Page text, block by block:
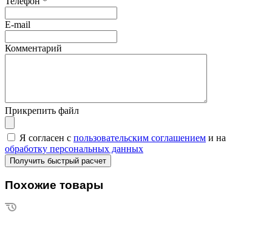
E-mail
Комментарий
Прикрепить файл
Я согласен с пользовательским соглашением и на
обработку персональных данных
Похожие товары